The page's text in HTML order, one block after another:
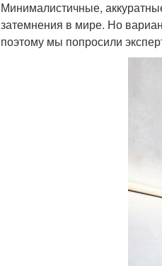
Минималистичные,
затемнения в мире. Но
поэтому мы попросили